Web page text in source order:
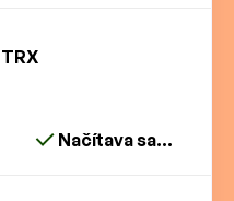
TRX
Načítava sa...